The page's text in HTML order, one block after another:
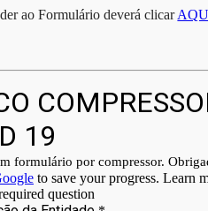
ao Formulário deverá clicar